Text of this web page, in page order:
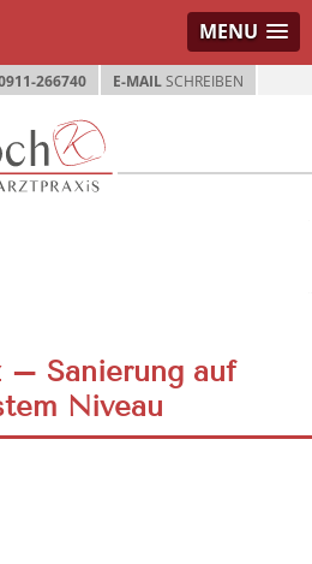
MENU
266740 E-MAILSCHREIBEN
– Sanierung auf
Niveau